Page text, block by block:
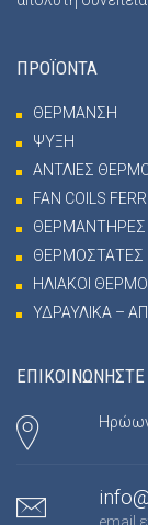
ΠΡΟΪΟΝΤΑ
ΘΕΡΜΑΝΣΗ
ΨΥΞΗ
ΑΝΤΛΙΕΣ
FAN COILS
ΘΕΡΜΑΝΤΗΡΕΣ
ΘΕΡΜΟΣΤΑΤΕΣ
ΗΛΙΑΚΟΙ
ΥΔΡΑΥΛΙΚΑ –
Ηρώων